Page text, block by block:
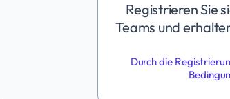
Registrieren Sie
Teams und
Durch die